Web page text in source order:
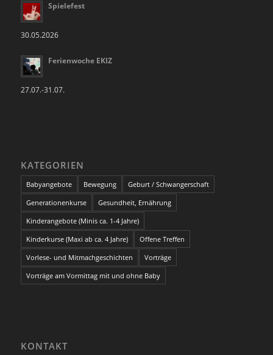
Spielefest
30.05.2026
Ferienwoche EKIZ
27.07.-31.07.
KATEGORIEN
Babyangebote Bewegung
Geburt / Schwangerschaft
Generationenkurse
Gesundheit, Ernährung
Kinderangebote (Minis ca. 1-4 Jahre)
Kinderkurse (Maxi ab ca. 4 Jahre)
Offene Treffen
Vorlese- und Mitmachgeschichten
Vorträge
Vorträge am Vormittag mit und ohne Baby
KONTAKT